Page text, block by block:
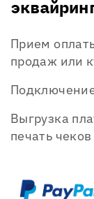
Прием
продаж или
Выгрузка
печать